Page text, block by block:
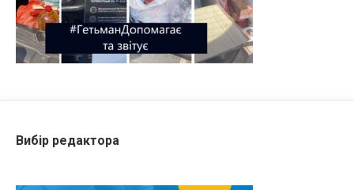
Вибір редактора